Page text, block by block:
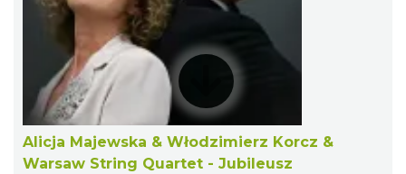
Alicja Majewska & Włodzimierz Korcz &
Warsaw String Quartet - Jubileusz